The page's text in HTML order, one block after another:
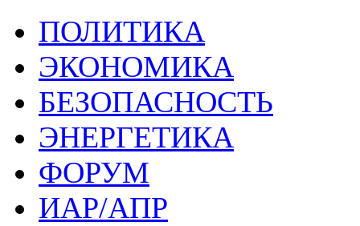
ПОЛИТИКА
ЭКОНОМИКА
БЕЗОПАСНОСТЬ
ЭНЕРГЕТИКА
ФОРУМ
ИАР/АПР